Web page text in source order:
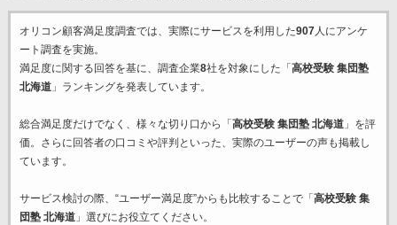
オリコン顧客満足度調査では、実際にサービスを利用した907人にアンケ
ート調査を実施。
満足度に関する回答を基に、調査企業8社を対象にした「 高校受験 集団塾
北海道」ランキングを発表しています。
総合満足度だけでなく、様々な切り口から「 高校受験 集団塾 北海道」を評
価。さらに回答者の口コミや評判といった、実際のユーザーの声も掲載し
ています。
サービス検討の際、“ユーザー満足度”からも比較することで「 高校受験 集
団塾 北海道」選びにお役立てください。